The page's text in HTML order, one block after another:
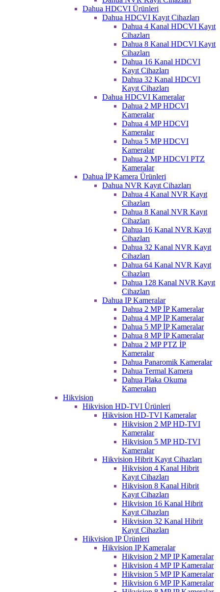
Dahua HDCVI Ürünleri
Dahua HDCVI Kayıt Cihazları
Dahua 4 Kanal HDCVI Kayıt
Cihazları
Dahua 8 Kanal HDCVI Kayıt
Cihazları
Dahua 16 Kanal HDCVI
Kayıt Cihazları
Dahua 32 Kanal HDCVI
Kayıt Cihazları
Dahua HDCVI Kameralar
Dahua 2 MP HDCVI
Kameralar
Dahua 4 MP HDCVI
Kameralar
Dahua 5 MP HDCVI
Kameralar
Dahua 2 MP HDCVI PTZ
Kameralar
Dahua İP Kamera Ürünleri
Dahua NVR Kayıt Cihazları
Dahua 4 Kanal NVR Kayıt
Cihazları
Dahua 8 Kanal NVR Kayıt
Cihazları
Dahua 16 Kanal NVR Kayıt
Cihazları
Dahua 32 Kanal NVR Kayıt
Cihazları
Dahua 64 Kanal NVR Kayıt
Cihazları
Dahua 128 Kanal NVR Kayıt
Cihazları
Dahua IP Kameralar
Dahua 2 MP İP Kameralar
Dahua 4 MP İP Kameralar
Dahua 5 MP İP Kameralar
Dahua 8 MP İP Kameralar
Dahua 2 MP PTZ İP
Kameralar
Dahua Panaromik Kameralar
Dahua Termal Kamera
Dahua Plaka Okuma
Kameraları
Hikvision
Hikvision HD-TVI Ürünleri
Hikvision HD-TVI Kameralar
Hikvision 2 MP HD-TVI
Kameralar
Hikvision 5 MP HD-TVI
Kameralar
Hikvision Hibrit Kayıt Cihazları
Hikvision 4 Kanal Hibrit
Kayıt Cihazları
Hikvision 8 Kanal Hibrit
Kayıt Cihazları
Hikvision 16 Kanal Hibrit
Kayıt Cihazları
Hikvision 32 Kanal Hibrit
Kayıt Cihazları
Hikvision IP Ürünleri
Hikvision IP Kameralar
Hikvision 2 MP IP Kameralar
Hikvision 4 MP IP Kameralar
Hikvision 5 MP IP Kameralar
Hikvision 6 MP IP Kameralar